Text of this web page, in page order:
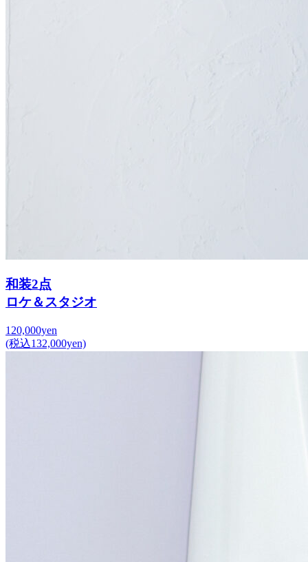
和装2点
ロケ＆スタジオ
120,000yen
(税込132,000yen)